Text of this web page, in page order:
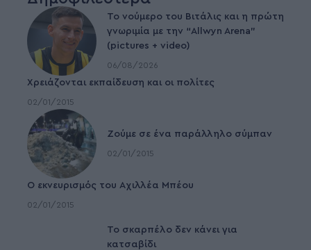
Το νούμερο του Βιτάλις και η πρώτη
γνωριμία με την “Allwyn Arena”
(pictures + video)
06/08/2026
Χρειάζονται εκπαίδευση και οι πολίτες
02/01/2015
Ζούμε σε ένα παράλληλο σύμπαν
02/01/2015
Ο εκνευρισμός του Αχιλλέα Μπέου
02/01/2015
To σκαρπέλο δεν κάνει για
κατσαβίδι